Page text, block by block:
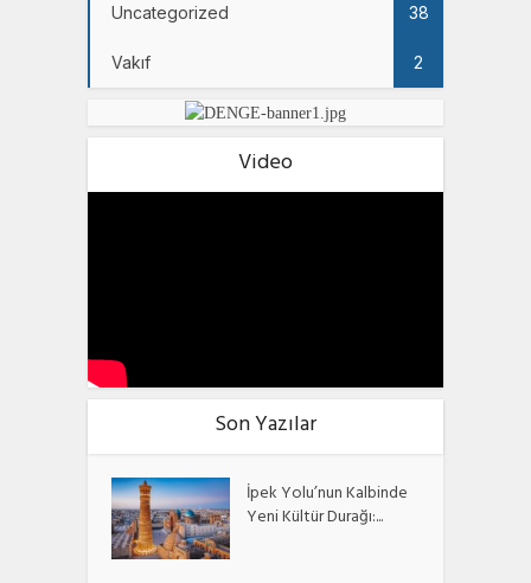
Uncategorized 38
Vakıf 2
Video
Son Yazılar
İpek Yolu’nun Kalbinde
Yeni Kültür Durağı:...